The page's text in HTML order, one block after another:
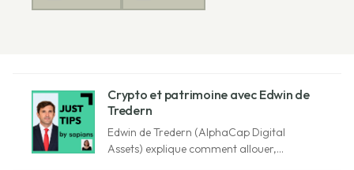
Crypto et patrimoine avec Edwin de
Tredern
Edwin de Tredern (AlphaCap Digital
Assets) explique comment allouer,